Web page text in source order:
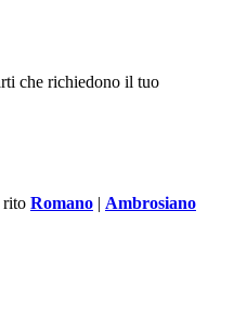
che richiedono il tuo
rito Romano | Ambrosiano